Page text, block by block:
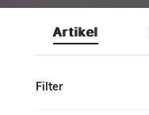
Artikel
Filter